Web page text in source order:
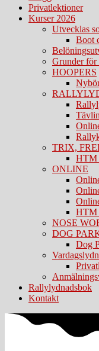
Privatlektioner
Kurser 2026
Utvecklas
Boot
Grunder för
HOOPERS
TRIX,
HTM
ONLINE
HTM
NOSE
DOG
Dog
Rallylydnadsbok
Kontakt